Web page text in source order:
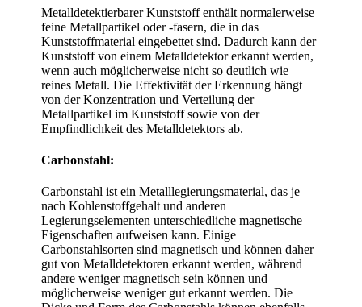
Metalldetektierbarer Kunststoff enthält normalerweise
feine Metallpartikel oder -fasern, die in das
Kunststoffmaterial eingebettet sind. Dadurch kann der
Kunststoff von einem Metalldetektor erkannt werden,
wenn auch möglicherweise nicht so deutlich wie
reines Metall. Die Effektivität der Erkennung hängt
von der Konzentration und Verteilung der
Metallpartikel im Kunststoff sowie von der
Empfindlichkeit des Metalldetektors ab.
Carbonstahl:
Carbonstahl ist ein Metalllegierungsmaterial, das je
nach Kohlenstoffgehalt und anderen
Legierungselementen unterschiedliche magnetische
Eigenschaften aufweisen kann. Einige
Carbonstahlsorten sind magnetisch und können daher
gut von Metalldetektoren erkannt werden, während
andere weniger magnetisch sein können und
möglicherweise weniger gut erkannt werden. Die